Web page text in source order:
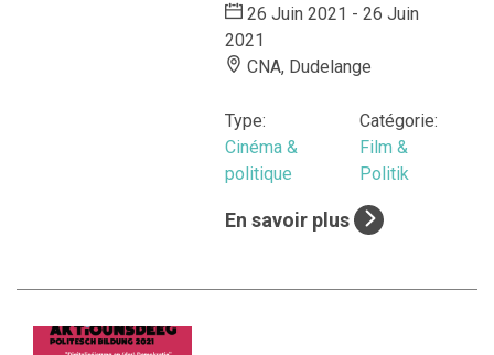
26 Juin 2021 - 26 Juin
2021
CNA, Dudelange
Type:
Cinéma &
politique
Catégorie:
Film &
Politik
En savoir plus